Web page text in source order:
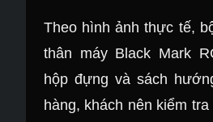
Theo hình ảnh thực tế,
thân máy Black Mark
hộp đựng và sách
hàng, khách nên kiểm